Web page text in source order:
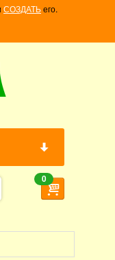
СОЗДАТЬего.
0